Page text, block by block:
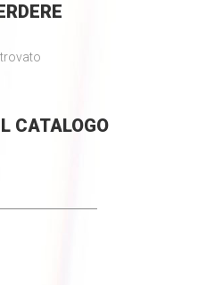
CATALOGO